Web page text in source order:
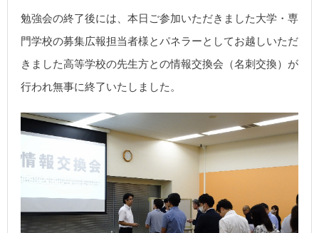
勉強会の終了後には、本日ご参加いただきました大学・専
門学校の募集広報担当者様とパネラーとしてお越しいただ
きました高等学校の先生方との情報交換会（名刺交換）が
行われ無事に終了いたしました。